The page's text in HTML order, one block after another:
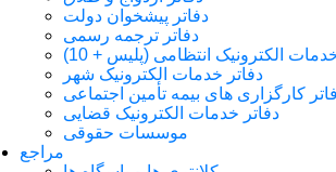
دفاتر پیشخوان دولت
دفاتر ترجمه رسمی
الکترونیک انتظامی (پلیس + 10)
دفاتر خدمات الکترونیک شهر
کارگزاری های بیمه تأمین اجتماعی
دفاتر خدمات الکترونیک قضایی
موسسات حقوقی
مراجع